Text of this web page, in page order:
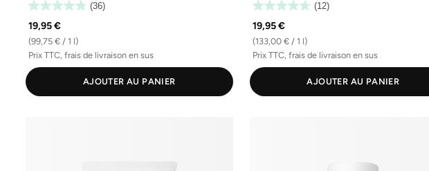
(36)
19,95 €
(99,75 € / 1 l)
Prix TTC, frais de livraison en sus
AJOUTER AU PANIER
(12)
19,95 €
(133,00 € / 1 l)
Prix TTC, frais de livraison en sus
AJOUTER AU PANIER